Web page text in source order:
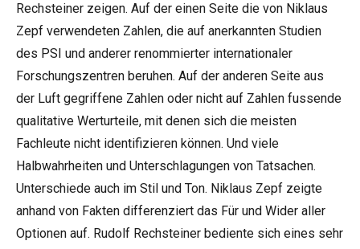
Rechsteiner zeigen. Auf der einen Seite die von Niklaus
Zepf verwendeten Zahlen, die auf anerkannten Studien
des PSI und anderer renommierter internationaler
Forschungszentren beruhen. Auf der anderen Seite aus
der Luft gegriffene Zahlen oder nicht auf Zahlen fussende
qualitative Werturteile, mit denen sich die meisten
Fachleute nicht identifizieren können. Und viele
Halbwahrheiten und Unterschlagungen von Tatsachen.
Unterschiede auch im Stil und Ton. Niklaus Zepf zeigte
anhand von Fakten differenziert das Für und Wider aller
Optionen auf. Rudolf Rechsteiner bediente sich eines sehr